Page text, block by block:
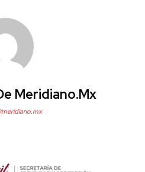
Meridiano.mx